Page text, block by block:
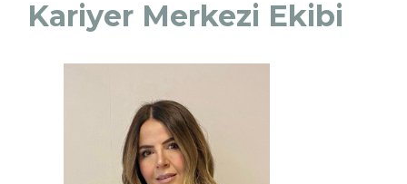
Kariyer Merkezi Ekibi